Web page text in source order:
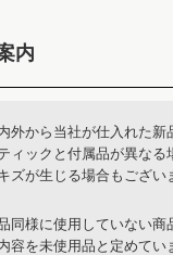
内
外から当社が仕入れた
ィックと付属品が異な
ズが生じる場合もござい
同様に使用していない
容を未使用品と定めてい